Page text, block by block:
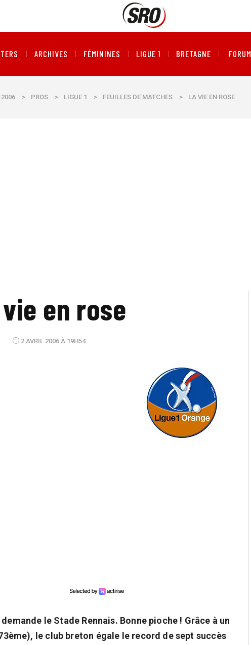
ARCHIVES FÉMININES LIGUE 1 BRETAGNE FORUM
> PROS > LIGUE 1 > FEUILLES DE MATCHES > LA VIE EN ROSE
en rose
2 AVRIL 2006 À 19H54
le Stade Rennais. Bonne pioche ! Grâce à un
le club breton égale le record de sept succès